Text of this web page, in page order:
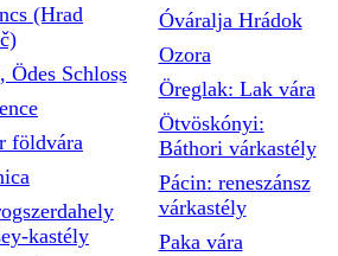
(Hrad
Ödes Schloss
földvára
kastély
Óváralja Hrádok
Ozora
Öreglak: Lak vára
Ötvöskónyi:
Báthori várkastély
Pácin: reneszánsz
várkastély
Paka vára